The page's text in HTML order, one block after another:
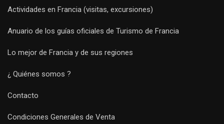
Actividades en Francia (visitas, excursiones)
Anuario de los guías oficiales de Turismo de Francia
Lo mejor de Francia y de sus regiones
¿ Quiénes somos ?
Contacto
Condiciones Generales de Venta